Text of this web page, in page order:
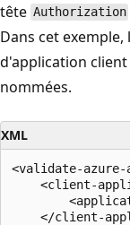
tête Authorization
Dans cet
d'application
nommées.
XML
<validate-
<client-
</client-